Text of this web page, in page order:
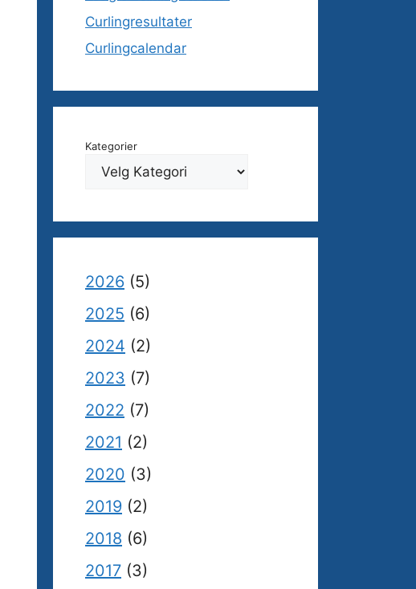
Curlingresultater
Curlingcalendar
Kategorier
2026 (5)
2025 (6)
2024 (2)
2023 (7)
2022 (7)
2021 (2)
2020 (3)
2019 (2)
2018 (6)
2017 (3)